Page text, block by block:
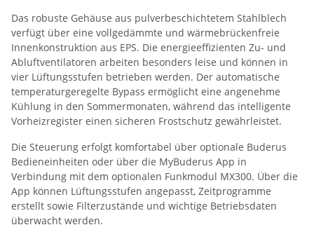
Das robuste Gehäuse aus pulverbeschichtetem Stahlblech
verfügt über eine vollgedämmte und wärmebrückenfreie
Innenkonstruktion aus EPS. Die energieeffizienten Zu- und
Abluftventilatoren arbeiten besonders leise und können in
vier Lüftungsstufen betrieben werden. Der automatische
temperaturgeregelte Bypass ermöglicht eine angenehme
Kühlung in den Sommermonaten, während das intelligente
Vorheizregister einen sicheren Frostschutz gewährleistet.
Die Steuerung erfolgt komfortabel über optionale Buderus
Bedieneinheiten oder über die MyBuderus App in
Verbindung mit dem optionalen Funkmodul MX300. Über die
App können Lüftungsstufen angepasst, Zeitprogramme
erstellt sowie Filterzustände und wichtige Betriebsdaten
überwacht werden.